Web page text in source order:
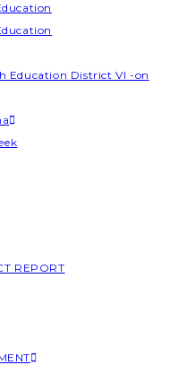
Education District VI -on
REPORT